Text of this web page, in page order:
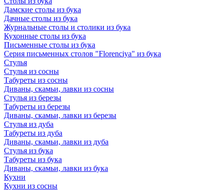
Дамские столы из бука
Дачные столы из бука
Журнальные столы и столики из бука
Кухонные столы из бука
Письменные столы из бука
Серия письменных столов "Florenciya" из бука
Стулья
Стулья из сосны
Табуреты из сосны
Диваны, скамьи, лавки из сосны
Стулья из березы
Табуреты из березы
Диваны, скамьи, лавки из березы
Стулья из дуба
Табуреты из дуба
Диваны, скамьи, лавки из дуба
Стулья из бука
Табуреты из бука
Диваны, скамьи, лавки из бука
Кухни
Кухни из сосны